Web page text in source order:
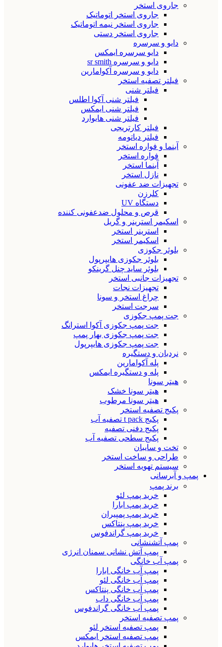
جاروی استخر
جاروی استخر اتوماتیک
جاروی استخر نیمه اتوماتیک
جاروی استخر دستی
دایو و سرسره
دایو سرسره ایمکس
دایو و سرسره sr smith
دایو و سرسره آکوامارین
فیلتر تصفیه استخر
فیلتر شنی
فیلتر شنی آکوا اطلس
فیلتر شنی ایمکس
فیلتر شنی هایوارد
فیلتر کارتریجی
فیلتر دیاتومه
آبنما و فواره استخر
فواره استخر
آبنما استخر
نازل استخر
تجهیزات ضد عفونی
کلرزن
دستگاه UV
قرص و محلول ضدعفونی کننده
اسکیمر استرینر و گریل
استرینر استخر
اسکیمر استخر
بلوئر جکوزی
بلوئر جکوزی هایپرپول
بلوئر ساید چنل گرینکو
تجهیزات جانبی استخر
تجهیزات نجات
چراغ استخر و سونا
سرجت استخر
جت پمپ جکوزی
جت پمپ جکوزی آکوا استرانگ
جت پمپ جکوزی بهار پمپ
جت پمپ جکوزی هایپرپول
نردبان و دستگیره
پله آکوامارین
پله و دستگیره ایمکس
هیتر سونا
هیتر سونا خشک
هیتر سونا مرطوب
پکیج تصفیه استخر
پکیج t pack تصفیه آب
پکیج دفنی تصفیه
پکیج سطحی تصفیه آب
تخت و سایبان
طراحی و ساخت استخر
سیستم تهویه استخر
پمپ و آبرسانی
برند پمپ
خرید پمپ لئو
خرید پمپ ابارا
خرید پمپ پمپیران
خرید پمپ پنتاکس
خرید پمپ گراندفوس
پمپ آتشنشانی
پمپ آتش نشانی سمنان انرژی
پمپ آب خانگی
پمپ آب خانگی ابارا
پمپ آب خانگی لئو
پمپ آب خانگی پنتاکس
پمپ آب خانگی داب
پمپ آب خانگی گراندفوس
پمپ تصفیه استخر
پمپ تصفیه استخر لئو
پمپ تصفیه استخر ایمکس